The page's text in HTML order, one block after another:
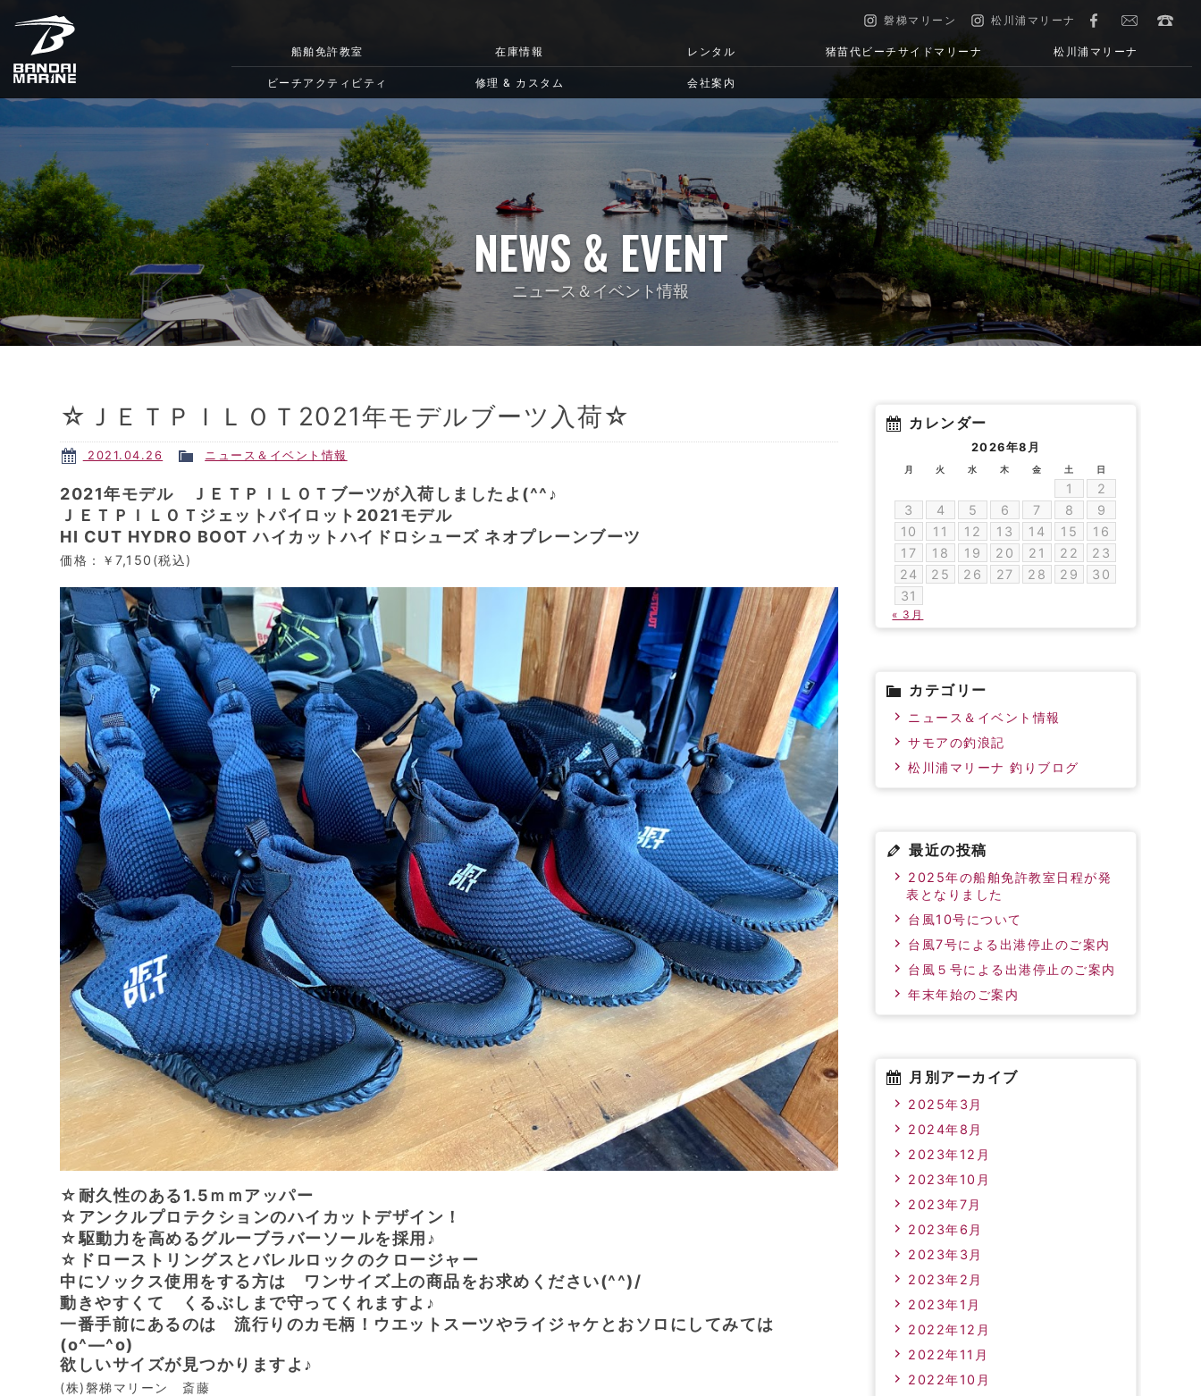
磐梯マリーン 松川浦マリーナ
船舶免許教室 在庫情報 レンタル 猪苗代ビーチサイドマリーナ 松川浦マリーナ
ビーチアクティビティ 修理 & カスタム 会社案内
NEWS & EVENT
ニュース＆イベント情報
☆ＪＥＴＰＩＬＯＴ2021年モデルブーツ入荷☆
2021.04.26 ニュース＆イベント情報
2021年モデル ＪＥＴＰＩＬＯＴブーツが入荷しましたよ(^^♪
ＪＥＴＰＩＬＯＴジェットパイロット2021モデル
HI CUT HYDRO BOOT ハイカットハイドロシューズ ネオプレーンブーツ
価格：￥7,150(税込)
☆耐久性のある1.5ｍｍアッパー
☆アンクルプロテクションのハイカットデザイン！
☆駆動力を高めるグルーブラバーソールを採用♪
☆ドローストリングスとバレルロックのクロージャー
中にソックス使用をする方は ワンサイズ上の商品をお求めください(^^)/
動きやすくて くるぶしまで守ってくれますよ♪
一番手前にあるのは 流行りのカモ柄！ウエットスーツやライジャケとおソロにしてみては
(o^―^o)
欲しいサイズが見つかりますよ♪
(株)磐梯マリーン 斎藤
カレンダー
2026年8月
月 火 水 木 金 土 日
1
2
3
4 5 6 7 8
9
10
11 12 13 14 15
16
17
18 19 20 21 22
23
24
25 26 27 28 29
30
31
« 3月
カテゴリー
ニュース＆イベント情報
サモアの釣浪記
松川浦マリーナ 釣りブログ
最近の投稿
2025年の船舶免許教室日程が発
表となりました
台風10号について
台風7号による出港停止のご案内
台風５号による出港停止のご案内
年末年始のご案内
月別アーカイブ
2025年3月
2024年8月
2023年12月
2023年10月
2023年7月
2023年6月
2023年3月
2023年2月
2023年1月
2022年12月
2022年11月
2022年10月